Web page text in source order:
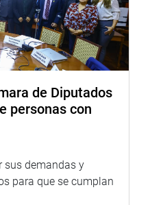
DE TRATAMIENTO DE
RESIDUALES DE LA
IQUITOS
Invitados:
-Adolfo Dumler Cuya,
Vivienda, Construcción y
Gobernador Regional de
de Diputados
personas con
sus demandas y
para que se cumplan